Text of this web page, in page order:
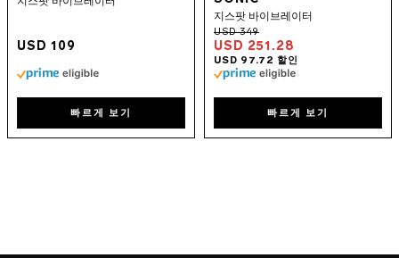
USD 109
빠르게 보기
지스팟 바이브레이터
USD 251.28
빠르게 보기